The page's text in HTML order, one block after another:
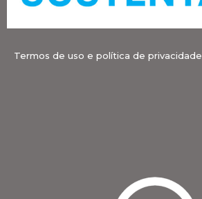
Termos de uso e política de privacidade